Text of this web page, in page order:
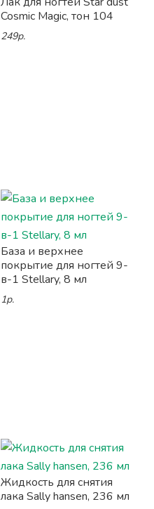
Cosmic Magic, тон 104
249р.
База и верхнее
покрытие для ногтей 9-
в-1 Stellary, 8 мл
1р.
Жидкость для снятия
лака Sally hansen, 236 мл